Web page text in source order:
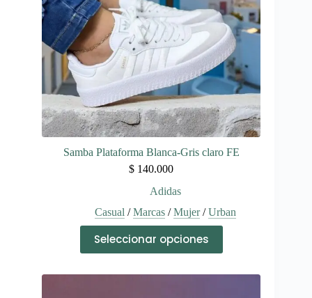
la
página
de
producto
Samba Plataforma Blanca-Gris claro FE
$ 140.000
Adidas
Casual /Marcas/Mujer/Urban
Seleccionar opciones
producto
tiene